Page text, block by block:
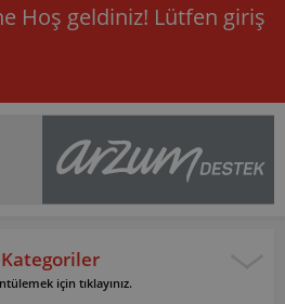
Hoş geldiniz! Lütfen giriş
Kategoriler
için tıklayınız.